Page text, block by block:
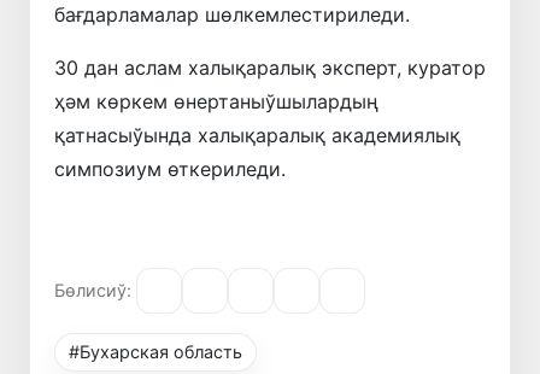
бағдарламалар шөлкемлестириледи.
30 дан аслам халықаралық эксперт, куратор
ҳәм көркем өнертаныўшылардың
қатнасыўында халықаралық академиялық
симпозиум өткериледи.
Бөлисиў:
#Бухарская область